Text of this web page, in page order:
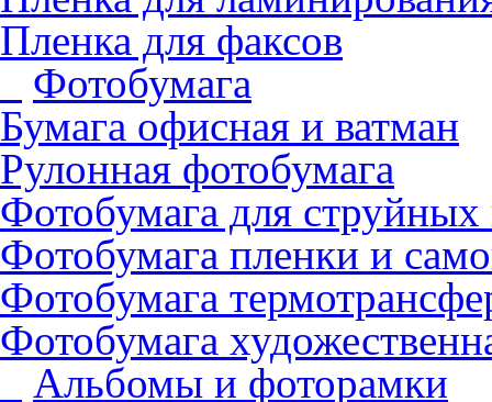
Пленка для факсов
Фотобумага
Бумага офисная и ватман
Рулонная фотобумага
Фотобумага для cтруйных
Фотобумага пленки и
Фотобумага
Фотобумага
Альбомы и фоторамки